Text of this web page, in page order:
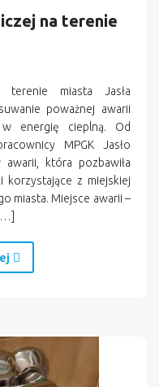
na terenie
terenie miasta Jasła
poważnej awarii
w energię cieplną. Od
MPGK Jasło
która pozbawiła
korzystające z miejskiej
miasta. Miejsce awarii –